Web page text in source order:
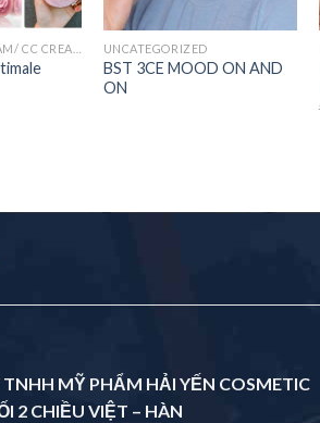
UNCATEGORIZED
BST 3CE MOOD ON AND
ON
TNHH MỸ PHẨM HẢI YẾN COSMETIC
2 CHIỀU VIỆT – HÀN